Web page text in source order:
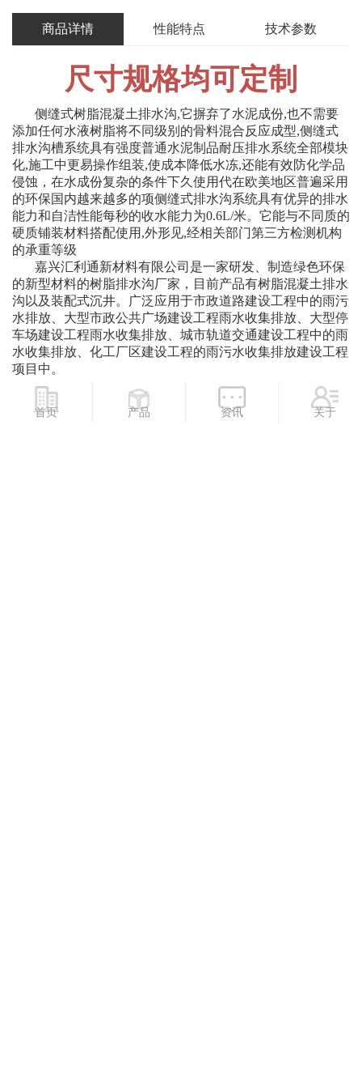
商品详情 性能特点 技术参数
尺寸规格均可定制
侧缝式树脂混凝土排水沟,它摒弃了水泥成份,也不需要
添加任何水液树脂将不同级别的骨料混合反应成型,侧缝式
排水沟槽系统具有强度普通水泥制品耐压排水系统全部模块
化,施工中更易操作组装,使成本降低水冻,还能有效防化学品
侵蚀，在水成份复杂的条件下久使用代在欧美地区普遍采用
的环保国内越来越多的项侧缝式排水沟系统具有优异的排水
能力和自洁性能每秒的收水能力为0.6L/米。它能与不同质的
硬质铺装材料搭配使用,外形见,经相关部门第三方检测机构
的承重等级
嘉兴汇利通新材料有限公司是一家研发、制造绿色环保
的新型材料的树脂排水沟厂家，目前产品有树脂混凝土排水
沟以及装配式沉井。广泛应用于市政道路建设工程中的雨污
水排放、大型市政公共广场建设工程雨水收集排放、大型停
车场建设工程雨水收集排放、城市轨道交通建设工程中的雨
水收集排放、化工厂区建设工程的雨污水收集排放建设工程
项目中。
首页 产品 资讯 关于